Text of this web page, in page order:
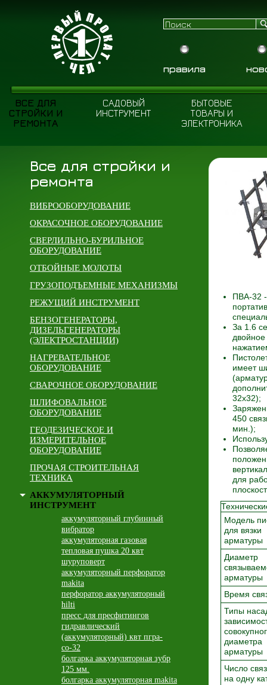
правила
ВСЕ ДЛЯ
СТРОЙКИ И
РЕМОНТА
САДОВЫЙ
ИНСТРУМЕНТ
БЫТОВЫЕ
ТОВАРЫ И
ЭЛЕКТРОНИКА
Все для стройки и
ремонта
ВИБРООБОРУДОВАНИЕ
ОКРАСОЧНОЕ ОБОРУДОВАНИЕ
СВЕРЛИЛЬНО-БУРИЛЬНОЕ
ОБОРУДОВАНИЕ
ОТБОЙНЫЕ МОЛОТЫ
ГРУЗОПОДЪЕМНЫЕ МЕХАНИЗМЫ
РЕЖУЩИЙ ИНСТРУМЕНТ
БЕНЗОГЕНЕРАТОРЫ,
ДИЗЕЛЬГЕНЕРАТОРЫ
(ЭЛЕКТРОСТАНЦИИ)
НАГРЕВАТЕЛЬНОЕ
ОБОРУДОВАНИЕ
СВАРОЧНОЕ ОБОРУДОВАНИЕ
ШЛИФОВАЛЬНОЕ
ОБОРУДОВАНИЕ
ГЕОДЕЗИЧЕСКОЕ И
ИЗМЕРИТЕЛЬНОЕ
ОБОРУДОВАНИЕ
ПРОЧАЯ СТРОИТЕЛЬНАЯ
ТЕХНИКА
АККУМУЛЯТОРНЫЙ
ИНСТРУМЕНТ
аккумуляторный глубинный
вибратор
аккумуляторная газовая
тепловая пушка 20 квт
шуруповерт
аккумуляторный перфоратор
makita
перфоратор аккумуляторный
hilti
пресс для пресфитингов
гидравлический
(аккумуляторный) квт пгра-
со-32
болгарка аккумуляторная зубр
125 мм.
болгарка аккумуляторная makita
ПВА-32 -
За 1.6
имеет
32х32);
450
мин.);
для
Модель
для вязки
арматуры
Диаметр
арматуры
Время
Типы
диаметра
арматуры
Число
на одну